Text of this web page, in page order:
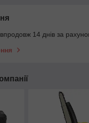
14 днів за